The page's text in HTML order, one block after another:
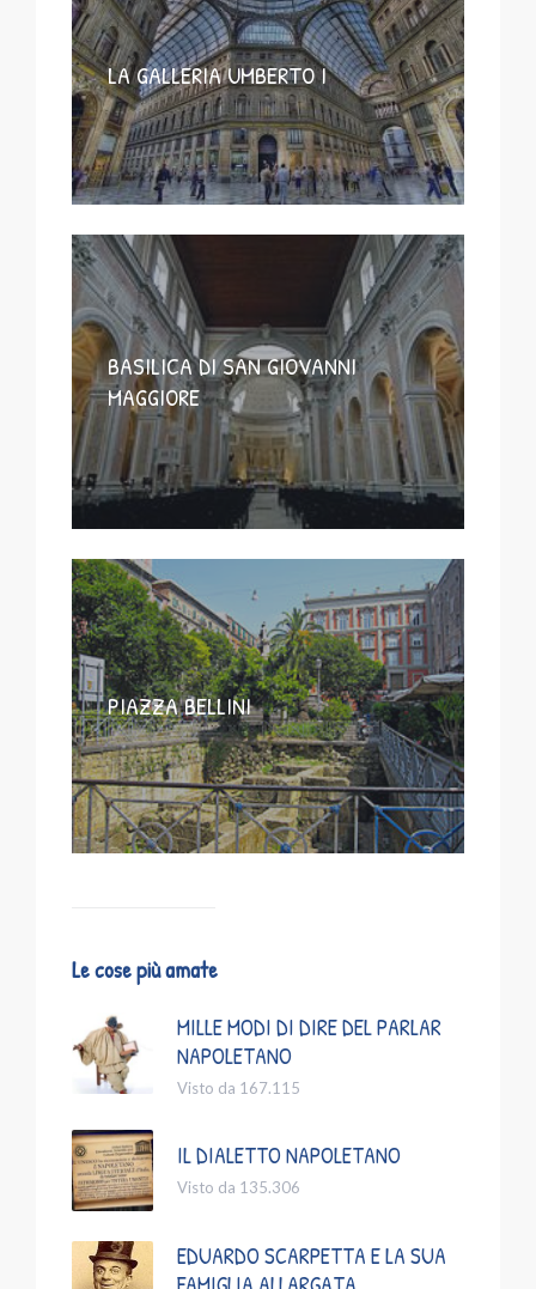
LA GALLERIA UMBERTO I
BASILICA DI SAN GIOVANNI
MAGGIORE
PIAZZA BELLINI
Le cose più amate
MILLE MODI DI DIRE DEL PARLAR
NAPOLETANO
Visto da 167.115
IL DIALETTO NAPOLETANO
Visto da 135.306
EDUARDO SCARPETTA E LA SUA